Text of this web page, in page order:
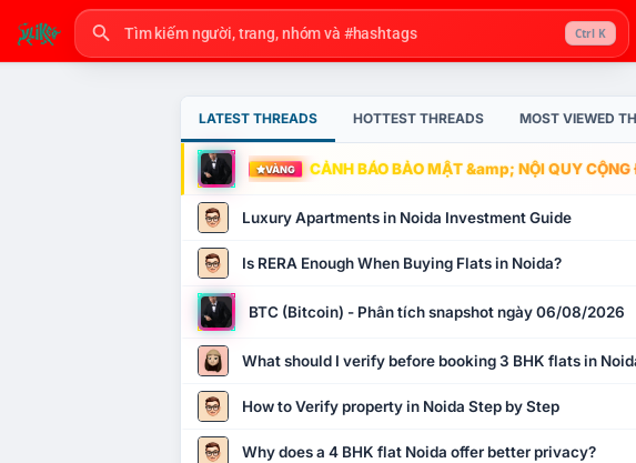
Ctrl K
LATEST THREADS HOTTEST THREADS MOST VIEWED
VÀNG CẢNH BÁO BẢO MẬT &amp; NỘI QUY
Luxury Apartments in Noida Investment Guide
Is RERA Enough When Buying Flats in Noida?
BTC (Bitcoin) - Phân tích snapshot ngày 06/08/2026
What should I verify before booking 3 BHK flats in
How to Verify property in Noida Step by Step
Why does a 4 BHK flat Noida offer better privacy?